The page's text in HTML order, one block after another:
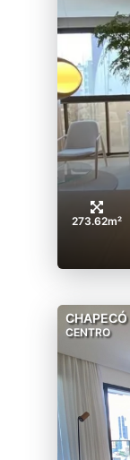
273.62m²
CHAPECÓ
CENTRO